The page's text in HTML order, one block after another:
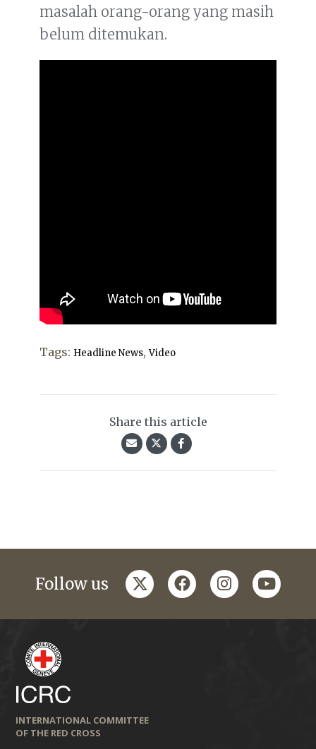
masalah orang-orang yang masih
belum ditemukan.
Tags: Headline News,Video
Share this article
Follow us twitterfacebookinstagramyoutube
INTERNATIONAL COMMITTEE
OF THE RED CROSS